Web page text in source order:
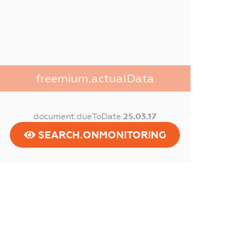
freemium.actualData
document.dueToDate25.03.17
SEARCH.ONMONITORING